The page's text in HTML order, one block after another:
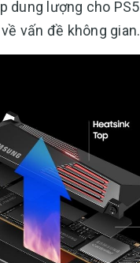
dung lượng cho
vấn đề không gian.​